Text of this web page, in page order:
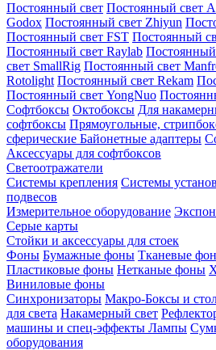
Постоянный свет Постоянный свет
Godox Постоянный свет Zhiyun
Постоянный свет FST Постоянный
Постоянный свет Raylab
свет SmallRig Постоянный свет
Rotolight Постоянный свет Rekam
Постоянный свет YongNuo
Софтбоксы Октобоксы Для
софтбоксы Прямоугольные,
сферические Байонетныe адаптеры
Аксессуары для софтбоксов
Светоотражатели
Системы крепления Системы
подвесов
Измерительное оборудование
Серые карты
Стойки и аксессуары для стоек
Фоны Бумажные фоны Тканевые
Пластиковые фоны Нетканые фоны
Виниловые фоны
Синхронизаторы Макро-Боксы и
для света Накамерный свет
машины и спец-эффекты Лампы
оборудования